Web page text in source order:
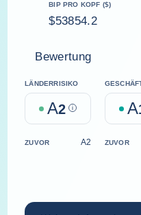
BIP PRO KOPF ($)
$53854.2
Bewertung
LÄNDERRISIKO
A2 Help A
ZUVOR A2 ZUVOR